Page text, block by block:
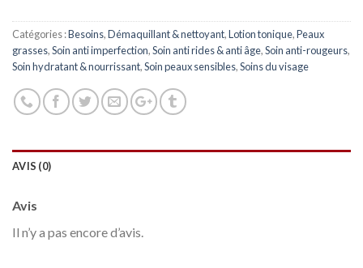
Catégories :Besoins,Démaquillant & nettoyant,Lotion tonique,Peaux
grasses,Soin anti imperfection,Soin anti rides & anti âge,Soin anti-rougeurs,
Soin hydratant & nourrissant,Soin peaux sensibles,Soins du visage
AVIS (0)
Avis
Il n’y a pas encore d’avis.